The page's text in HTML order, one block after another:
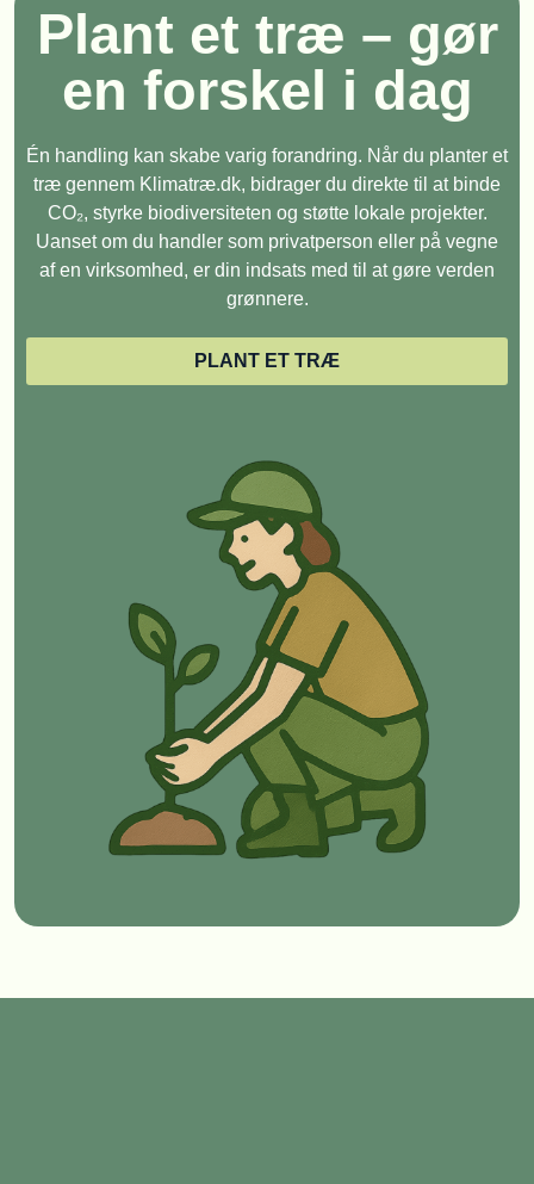
Plant et træ – gør
en forskel i dag
Én handling kan skabe varig forandring. Når du planter et
træ gennem Klimatræ.dk, bidrager du direkte til at binde
CO₂, styrke biodiversiteten og støtte lokale projekter.
Uanset om du handler som privatperson eller på vegne
af en virksomhed, er din indsats med til at gøre verden
grønnere.
PLANT ET TRÆ